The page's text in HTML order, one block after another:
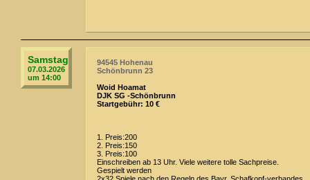
Samstag
07.03.2026
um 14:00
94545 Hohenau
Schönbrunn 23
Woid Hoamat
DJK SG -Schönbrunn
Startgebühr: 10 €
1. Preis:200
2. Preis:150
3. Preis:100
Einschreiben ab 13 Uhr. Viele weitere tolle Sachpreise.
Gespielt werden